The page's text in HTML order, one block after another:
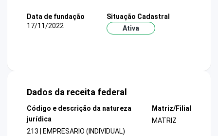
Data de fundação
17/11/2022
Situação Cadastral
Ativa
Dados da receita federal
Código e descrição da natureza
jurídica
213 | EMPRESARIO (INDIVIDUAL)
Matriz/Filial
MATRIZ